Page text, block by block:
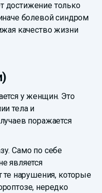
достижение только
болевой синдром
качество жизни
у женщин. Это
тела и
поражается
Само по себе
является
те нарушения, которые
нередко